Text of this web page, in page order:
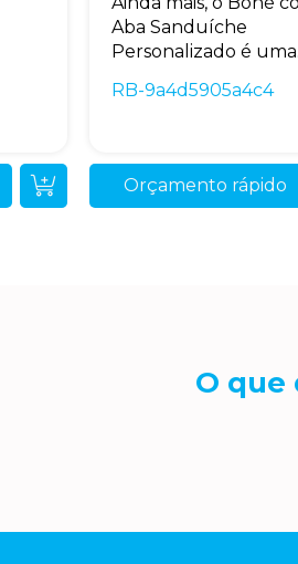
Aba Sanduíche
Personalizado é
RB-9a4d5905a4c4
Orçamento rápido
O que